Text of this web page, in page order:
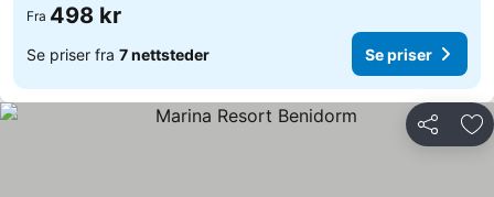
Fra 498 kr
Se priser fra 7 nettsteder Se priser
Del